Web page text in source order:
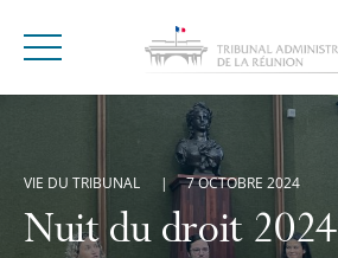
Menu
Nuit du droit 2024
VIE DU TRIBUNAL 7 OCTOBRE 2024